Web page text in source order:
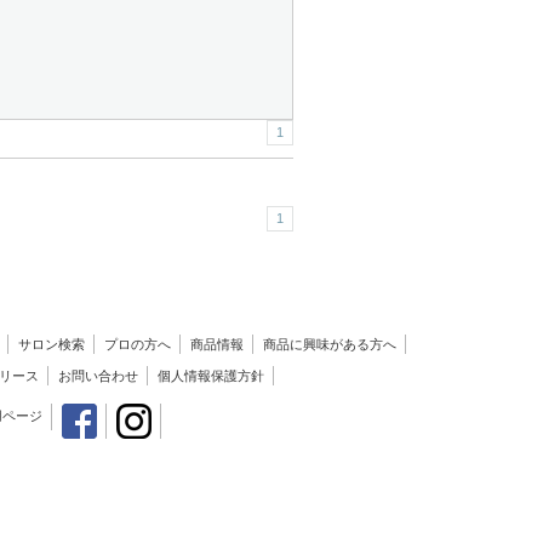
1
1
サロン検索 プロの方へ 商品情報 商品に興味がある方へ
ース お問い合わせ 個人情報保護方針
ージ